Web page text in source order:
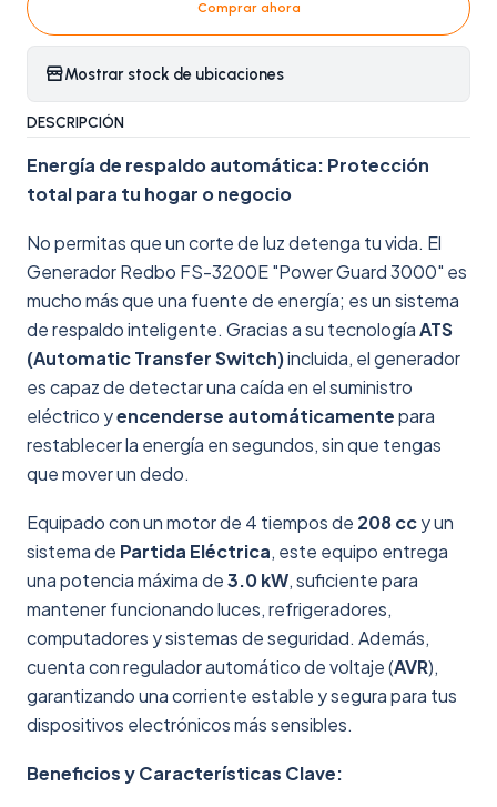
Comprar ahora
Mostrar stock de ubicaciones
DESCRIPCIÓN
Energía de respaldo automática: Protección
total para tu hogar o negocio
No permitas que un corte de luz detenga tu vida. El
Generador Redbo FS-3200E "Power Guard 3000" es
mucho más que una fuente de energía; es un sistema
de respaldo inteligente. Gracias a su tecnologíaATS
(Automatic Transfer Switch)incluida, el generador
es capaz de detectar una caída en el suministro
eléctrico yencenderse automáticamentepara
restablecer la energía en segundos, sin que tengas
que mover un dedo.
Equipado con un motor de 4 tiempos de 208 ccy un
sistema de Partida Eléctrica, este equipo entrega
una potencia máxima de3.0 kW, suficiente para
mantener funcionando luces, refrigeradores,
computadores y sistemas de seguridad. Además,
cuenta con regulador automático de voltaje (AVR),
garantizando una corriente estable y segura para tus
dispositivos electrónicos más sensibles.
Beneficios y Características Clave: